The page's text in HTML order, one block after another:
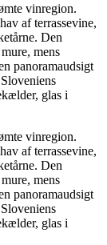
vinregion.
af terrassevine,
Den
mens
panoramaudsigt
glas i
vinregion.
af terrassevine,
Den
mens
panoramaudsigt
glas i